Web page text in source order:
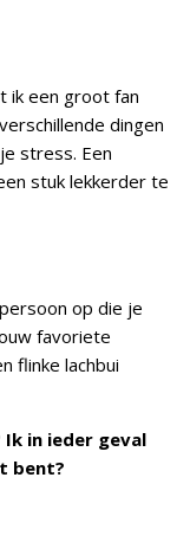
ik een groot fan
dingen
stress. Een
stuk lekkerder te
op die je
favoriete
flinke lachbui
Ik in ieder geval
bent?